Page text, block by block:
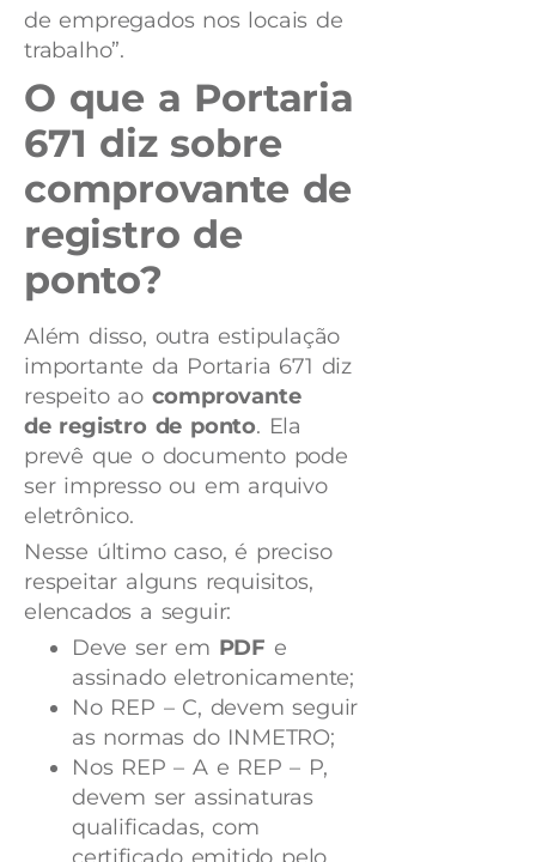
de empregados nos locais de
trabalho”.
O que a Portaria
671 diz sobre
comprovante de
registro de
ponto?
Além disso, outra estipulação
importante da Portaria 671 diz
respeito ao comprovante
deregistro de ponto. Ela
prevê que o documento pode
ser impresso ou em arquivo
eletrônico.
Nesse último caso, é preciso
respeitar alguns requisitos,
elencados a seguir:
Deve ser em PDF e
assinado eletronicamente;
No REP – C, devem seguir
as normas do INMETRO;
Nos REP – A e REP – P,
devem ser assinaturas
qualificadas, com